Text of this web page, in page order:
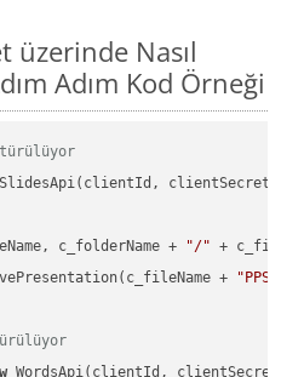
üzerinde Nasıl
Adım Kod Örneği
clientSecret);
c_folderName + "/" +
+
"PPSM"
WordsApi(clientId, clientSecret);